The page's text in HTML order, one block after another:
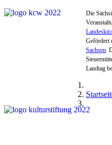
Die
Gefördert
Sachsen.
Landtag